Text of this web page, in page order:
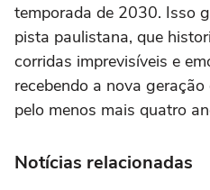
temporada de 2030. Isso
pista paulistana, que
corridas imprevisíveis e
recebendo a nova
pelo menos mais quatro
Notícias relacionadas